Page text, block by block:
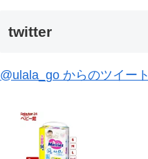
twitter
@ulala_go からのツイート